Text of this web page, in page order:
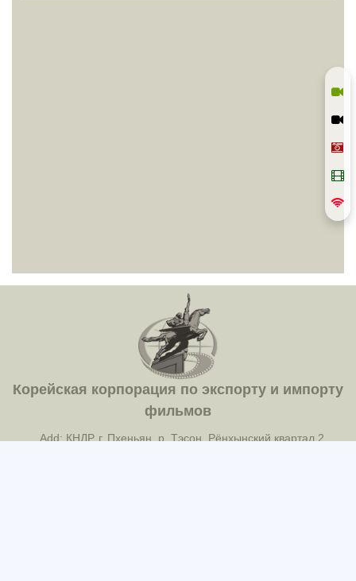
Корейская корпорация по экспорту и импорту
фильмов
Add: КНДР, г. Пхеньян, р. Тэсон, Рёнхынский квартал 2